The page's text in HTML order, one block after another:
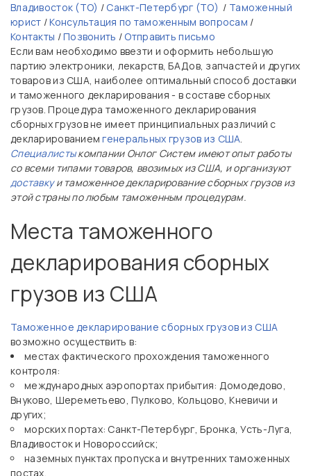
Владивосток (ТО) / Санкт-Петербург (ТО) / Таможенный
юрист /Консультация по таможенным вопросам /
Контакты /Позвонить / Отправить письмо
Если вам необходимо ввезти и оформить небольшую
партию электроники, лекарств, БАДов, запчастей и других
товаров из США, наиболее оптимальный способ доставки
и таможенного декларирования - в составе сборных
грузов. Процедура таможенного декларирования
сборных грузов не имеет принципиальных различий с
декларированиемгенеральных грузов из США.
Специалистыкомпании Онлог Систем имеют опыт работы
со всеми типами товаров, ввозимых из США, и организуют
доставкуи таможенное декларирование сборных грузов из
этой страны по любым таможенным процедурам.
Места таможенного
декларирования сборных
грузов из США
Таможенное декларирование сборных грузов из США
возможно осуществить в:
местах фактического прохождения таможенного
контроля:
международных аэропортах прибытия: Домодедово,
Внуково, Шереметьево, Пулково, Кольцово, Кневичи и
других;
морских портах: Санкт-Петербург, Бронка, Усть-Луга,
Владивосток и Новороссийск;
наземных пунктах пропуска и внутренних таможенных
постах.